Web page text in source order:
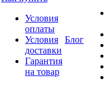
Условия
оплаты
Условия
доставки
Гарантия
на товар
Блог